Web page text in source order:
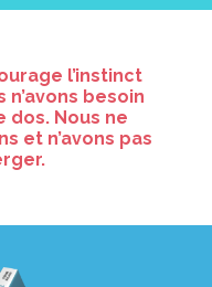
l’instinct
besoin
dos. Nous ne
et n’avons pas